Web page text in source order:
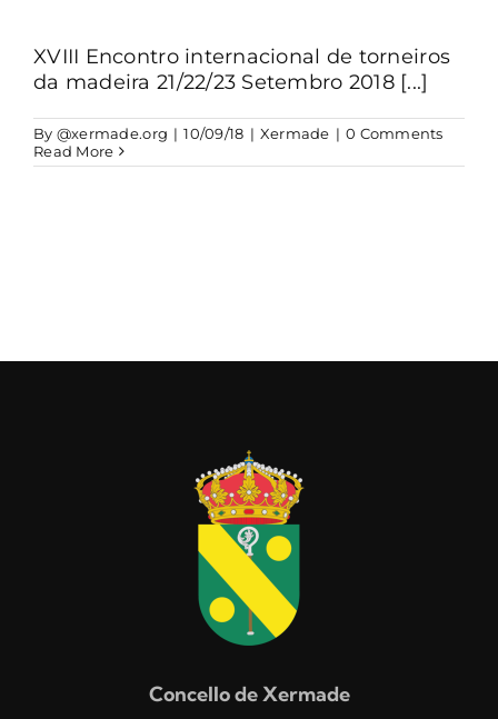
XVIII Encontro internacional de torneiros
da madeira 21/22/23 Setembro 2018 [...]
By @xermade.org | 10/09/18 | Xermade | 0 Comments
Read More
Concello de Xermade